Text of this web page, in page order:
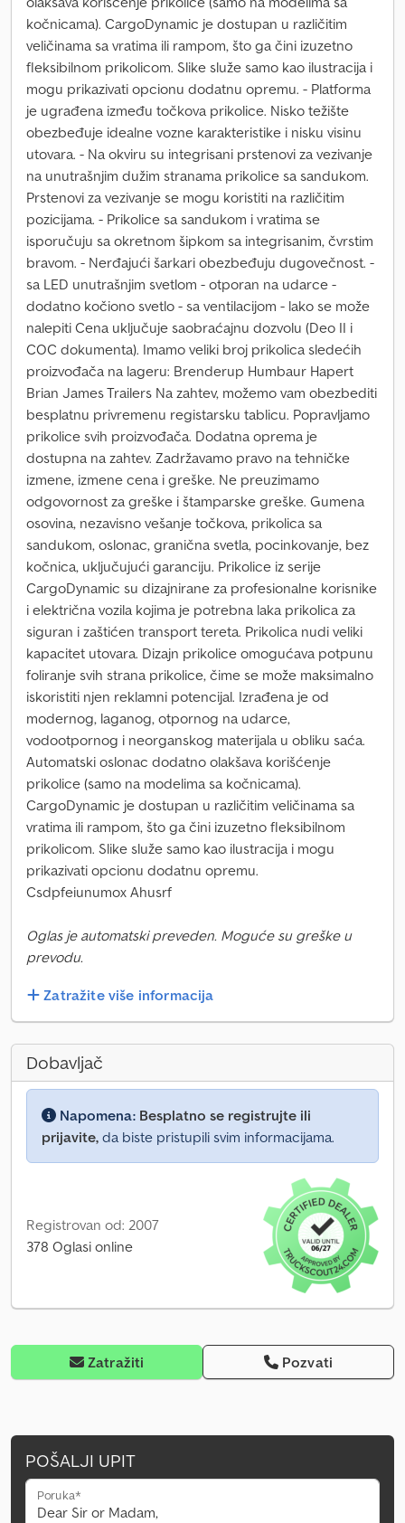
kočnicama). CargoDynamic je dostupan u različitim
veličinama sa vratima ili rampom, što ga čini izuzetno
fleksibilnom prikolicom. Slike služe samo kao ilustracija i
mogu prikazivati opcionu dodatnu opremu. - Platforma
je ugrađena između točkova prikolice. Nisko težište
obezbeđuje idealne vozne karakteristike i nisku visinu
utovara. - Na okviru su integrisani prstenovi za vezivanje
na unutrašnjim dužim stranama prikolice sa sandukom.
Prstenovi za vezivanje se mogu koristiti na različitim
pozicijama. - Prikolice sa sandukom i vratima se
isporučuju sa okretnom šipkom sa integrisanim, čvrstim
bravom. - Nerđajući šarkari obezbeđuju dugovečnost. -
sa LED unutrašnjim svetlom - otporan na udarce -
dodatno kočiono svetlo - sa ventilacijom - lako se može
nalepiti Cena uključuje saobraćajnu dozvolu (Deo II i
COC dokumenta). Imamo veliki broj prikolica sledećih
proizvođača na lageru: Brenderup Humbaur Hapert
Brian James Trailers Na zahtev, možemo vam obezbediti
besplatnu privremenu registarsku tablicu. Popravljamo
prikolice svih proizvođača. Dodatna oprema je
dostupna na zahtev. Zadržavamo pravo na tehničke
izmene, izmene cena i greške. Ne preuzimamo
odgovornost za greške i štamparske greške. Gumena
osovina, nezavisno vešanje točkova, prikolica sa
sandukom, oslonac, granična svetla, pocinkovanje, bez
kočnica, uključujući garanciju. Prikolice iz serije
CargoDynamic su dizajnirane za profesionalne korisnike
i električna vozila kojima je potrebna laka prikolica za
siguran i zaštićen transport tereta. Prikolica nudi veliki
kapacitet utovara. Dizajn prikolice omogućava potpunu
foliranje svih strana prikolice, čime se može maksimalno
iskoristiti njen reklamni potencijal. Izrađena je od
modernog, laganog, otpornog na udarce,
vodootpornog i neorganskog materijala u obliku saća.
Automatski oslonac dodatno olakšava korišćenje
prikolice (samo na modelima sa kočnicama).
CargoDynamic je dostupan u različitim veličinama sa
vratima ili rampom, što ga čini izuzetno fleksibilnom
prikolicom. Slike služe samo kao ilustracija i mogu
prikazivati opcionu dodatnu opremu.
Csdpfeiunumox Ahusrf
Oglas je automatski preveden. Moguće su greške u
prevodu.
Zatražite više informacija
Dobavljač
Napomena: Besplatno se registrujte ili
prijavite, da biste pristupili svim informacijama.
Registrovan od: 2007
378 Oglasi online
Zatražiti Pozvati
POŠALJI UPIT
Poruka*